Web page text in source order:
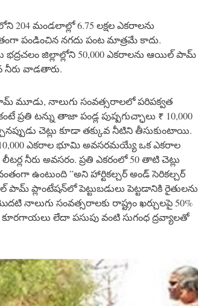
మండలాల్లో 6.75 లక్షల ఎకరాలను
పండించిన నగదు పంట మాత్రమే కాదు.
భద్రచలం జిల్లాల్లోని 50,000 ఎకరాలను ఆయిల్ పామ్
నీరు వాడతారు.
మూడు, నాలుగు సంవత్సరాలలో పరిపక్వత
టన్ను తాజా పండ్ల పుష్పగుచ్ఛాలు ₹ 10,000
చెట్లు కూడా తక్కువ నీటిని తీసుకుంటాయి.
ఎకరాల భూమి అవసరమయ్యే ఒక ఎకరాల
నీరు అవసరం. ప్రతి ఎకరంలో 50 తాటి చెట్లు
ఉంటుంది ”అని హార్టికల్చర్ అండ్ సెరికల్చర్
ప్లాంటేషన్‌లో పెట్టుబడులు పెట్టడానికి రైతులను
నాలుగు సంవత్సరాలకు రాష్ట్రం ఖర్చులపై 50%
లేదా పసుపు వంటి సుగంధ ద్రవ్యాలతో